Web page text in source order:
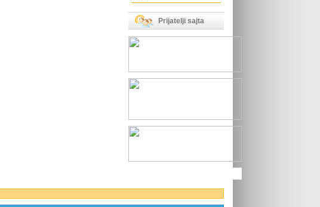
Prijatelji sajta